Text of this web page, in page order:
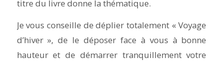
titre du livre donne la thématique.
Je vous conseille de déplier totalement « Voyage
d’hiver », de le déposer face à vous à bonne
hauteur et de démarrer tranquillement votre